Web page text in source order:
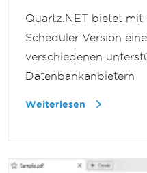
Quartz.NET bietet mit
Scheduler Version
verschiedenen
Datenbankanbietern
Weiterlesen